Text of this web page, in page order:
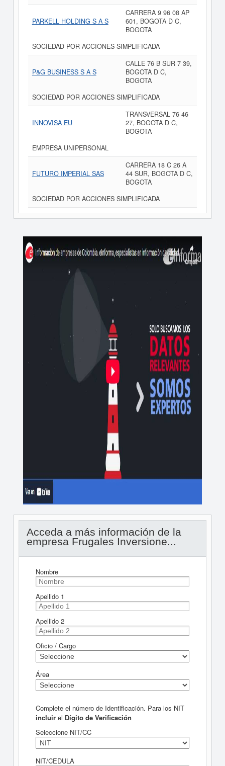
PARKELL HOLDING S A S
CARRERA 9 96 08 AP
601, BOGOTA D C,
BOGOTA
SOCIEDAD POR ACCIONES SIMPLIFICADA
P&G BUSINESS S A S
CALLE 76 B SUR 7 39,
BOGOTA D C,
BOGOTA
SOCIEDAD POR ACCIONES SIMPLIFICADA
INNOVISA EU
TRANSVERSAL 76 46
27, BOGOTA D C,
BOGOTA
EMPRESA UNIPERSONAL
FUTURO IMPERIAL SAS
CARRERA 18 C 26 A
44 SUR, BOGOTA D C,
BOGOTA
SOCIEDAD POR ACCIONES SIMPLIFICADA
Acceda a más información de la
empresa Frugales Inversione...
Nombre
Apellido 1
Apellido 2
Oficio / Cargo
Área
Complete el número de Identificación. Para los NIT
incluirel Dígito de Verificación
Seleccione NIT/CC
NIT/CEDULA